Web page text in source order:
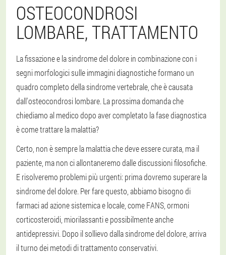
OSTEOCONDROSI
LOMBARE, TRATTAMENTO
La fissazione e la sindrome del dolore in combinazione con i
segni morfologici sulle immagini diagnostiche formano un
quadro completo della sindrome vertebrale, che è causata
dall'osteocondrosi lombare. La prossima domanda che
chiediamo al medico dopo aver completato la fase diagnostica
è come trattare la malattia?
Certo, non è sempre la malattia che deve essere curata, ma il
paziente, ma non ci allontaneremo dalle discussioni filosofiche.
E risolveremo problemi più urgenti: prima dovremo superare la
sindrome del dolore. Per fare questo, abbiamo bisogno di
farmaci ad azione sistemica e locale, come FANS, ormoni
corticosteroidi, miorilassanti e possibilmente anche
antidepressivi. Dopo il sollievo dalla sindrome del dolore, arriva
il turno dei metodi di trattamento conservativi.